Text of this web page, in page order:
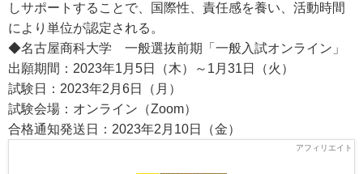
しサポートすることで、国際性、責任感を養い、活動時間
により単位が認定される。
◆名古屋商科大学 一般選抜前期「一般入試オンライン」
出願期間：2023年1月5日（木）～1月31日（火）
試験日：2023年2月6日（月）
試験会場：オンライン（Zoom）
合格通知発送日：2023年2月10日（金）